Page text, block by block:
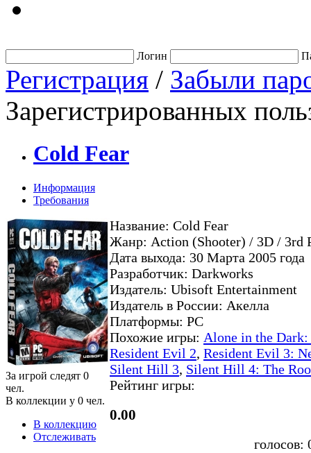
Логин
Регистрация / Забыли
Зарегистрированных
Cold Fear
Информация
Требования
За игрой следят 0
чел.
В коллекции у 0 чел.
В коллекцию
Отслеживать
Название: Cold Fear
Жанр: Action (Shooter) / 3D / 3rd
Дата выхода: 30 Марта 2005 года
Разработчик: Darkworks
Издатель: Ubisoft Entertainment
Издатель в России: Акелла
Платформы: PC
Похожие игры: Alone in the
Resident Evil 2, Resident Evil 3:
Silent Hill 3, Silent Hill 4: The
Рейтинг игры:
0.00
голосов: